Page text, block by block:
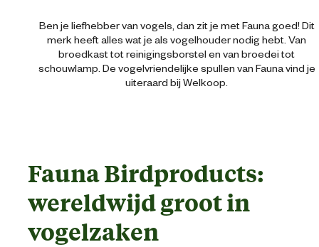
Ben je liefhebber van vogels, dan zit je met Fauna goed! Dit
merk heeft alles wat je als vogelhouder nodig hebt. Van
broedkast tot reinigingsborstel en van broedei tot
schouwlamp. De vogelvriendelijke spullen van Fauna vind je
uiteraard bij Welkoop.
Fauna Birdproducts:
wereldwijd groot in
vogelzaken